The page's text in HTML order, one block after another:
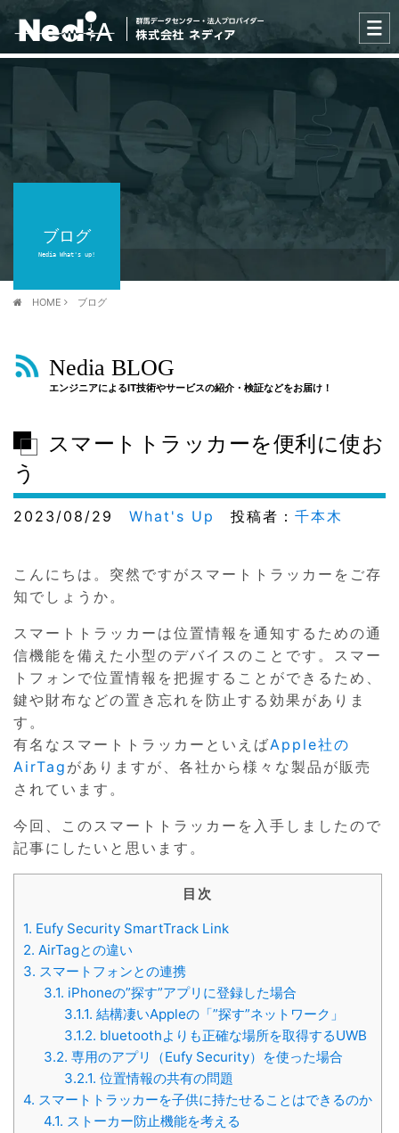
ブログ
Nedia What's up!
HOME ブログ
Nedia BLOG
エンジニアによるIT技術やサービスの紹介・検証などをお届け！
スマートトラッカーを便利に使お
う
2023/08/29 What's Up 投稿者： 千本木
こんにちは。突然ですがスマートトラッカーをご存
知でしょうか。
スマートトラッカーは位置情報を通知するための通
信機能を備えた小型のデバイスのことです。スマー
トフォンで位置情報を把握することができるため、
鍵や財布などの置き忘れを防止する効果がありま
す。
有名なスマートトラッカーといえばApple社の
AirTag がありますが、各社から様々な製品が販売
されています。
今回、このスマートトラッカーを入手しましたので
記事にしたいと思います。
目次
1. Eufy Security SmartTrack Link
2. AirTagとの違い
3. スマートフォンとの連携
3.1. iPhoneの”探す”アプリに登録した場合
3.1.1. 結構凄いAppleの「”探す”ネットワーク」
3.1.2. bluetoothよりも正確な場所を取得するUWB
3.2. 専用のアプリ（Eufy Security）を使った場合
3.2.1. 位置情報の共有の問題
4. スマートトラッカーを子供に持たせることはできるのか
4.1. ストーカー防止機能を考える